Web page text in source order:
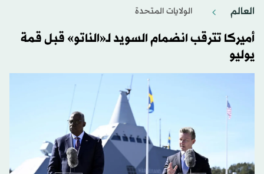
العالم الولايات المتحدة​
أميركا تترقب انضمام السويد لـ«الناتو» قبل قمة
يوليو